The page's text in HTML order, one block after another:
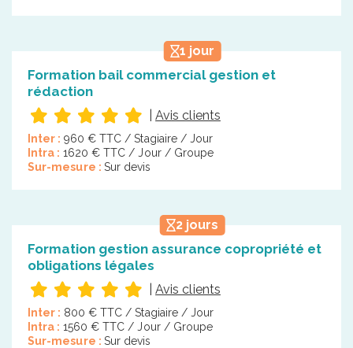
1 jour
Formation bail commercial gestion et
rédaction
Avis clients
Inter : 960 € TTC / Stagiaire / Jour
Intra : 1620 € TTC / Jour / Groupe
Sur-mesure : Sur devis
2 jours
Formation gestion assurance copropriété et
obligations légales
Avis clients
Inter : 800 € TTC / Stagiaire / Jour
Intra : 1560 € TTC / Jour / Groupe
Sur-mesure : Sur devis